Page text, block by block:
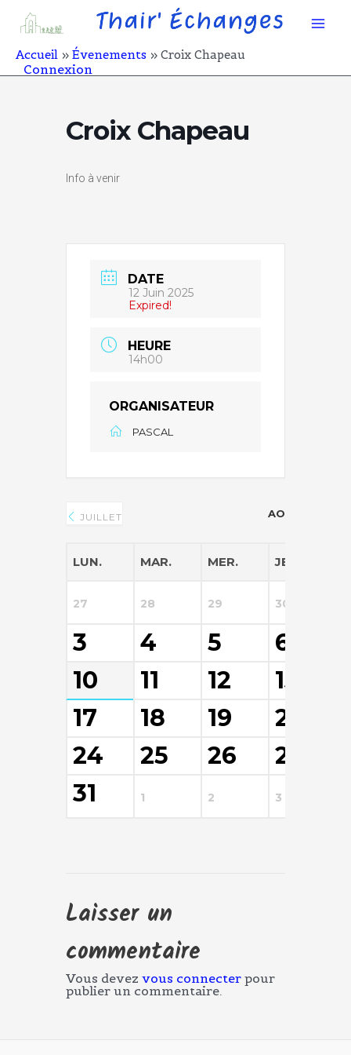
contenu
Accueil Évenements Croix Chapeau
Connexion
Croix Chapeau
Info à venir
DATE
12 Juin 2025
Expired!
HEURE
14h00
ORGANISATEUR
PASCAL
JUILLET AOÛT 2026
LUN. MAR. MER. JEU.
27 28 29 30
3 4 5 6
10
11 12 13
17
18 19 20
24
25 26 27
31
1 2 3
Laisser un
commentaire
Vous devez vous connecter pour
publier un commentaire.